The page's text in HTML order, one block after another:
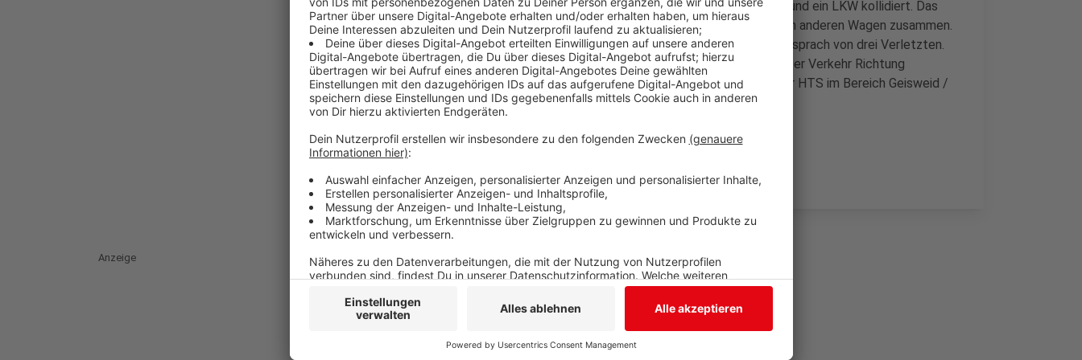
waren zwischen der HTS-Nordrampe und der Ostrampe ein Auto und ein LKW kollidiert. Das
Auto schleuderte in den Gegenverkehr und stieß frontal mit einem anderen Wagen zusammen.
Anschließend ereigneten sich mehrere Auffahrunfälle. Die Polizei sprach von drei Verletzten.
Der Bereich um die Unfallstelle wurde für den Verkehr gesperrt. Der Verkehr Richtung
Weidenau stand ab Dreis-Tiefenbach still. Weitere Unfälle auf der HTS im Bereich Geisweid /
Weidenau sorgten für zusätzliche Verkehrsprobleme.
Anzeige
Anzeige